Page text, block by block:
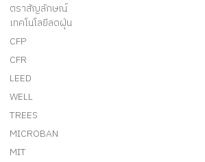
ตราสัญลักษณ์
เทคโนโลยีลดฝุ่น
CFP
CFR
LEED
WELL
TREES
MICROBAN
MIT